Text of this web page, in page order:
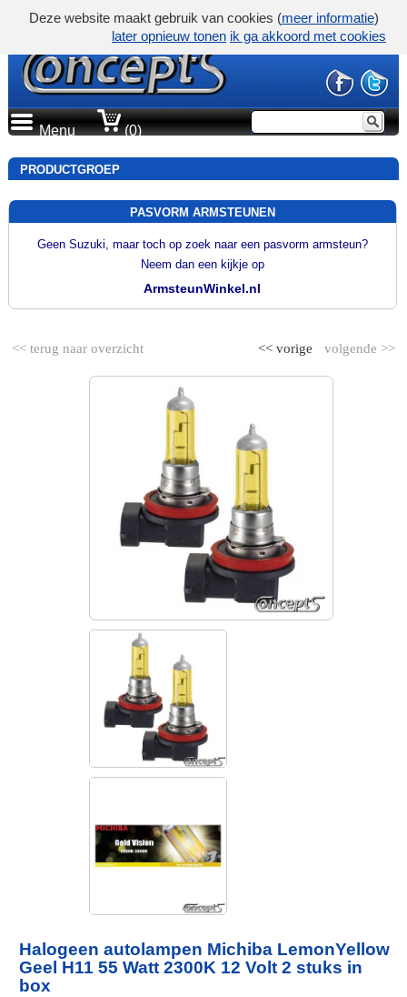
Menu (0)
PRODUCTGROEP
PASVORM ARMSTEUNEN
Geen Suzuki, maar toch op zoek naar een pasvorm armsteun?
Neem dan een kijkje op
ArmsteunWinkel.nl
<< terug naar overzicht volgende >>
<< vorige
Halogeen autolampen Michiba LemonYellow
Geel H11 55 Watt 2300K 12 Volt 2 stuks in
box
Deze website maakt gebruik van cookies (meer informatie)
later opnieuw tonen ik ga akkoord met cookies